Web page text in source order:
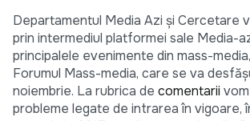
Departamentul Media Azi și Cercetare
prin intermediul platformei sale Media-
principalele evenimente din mass-
Forumul Mass-media, care se va
noiembrie. La rubrica de comentarii
probleme legate de intrarea în vigoare,